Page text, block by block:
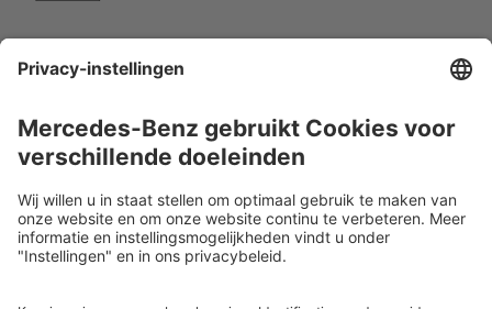
Waarschuwing; lage temperatuur